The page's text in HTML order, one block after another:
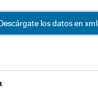
los datos en xml